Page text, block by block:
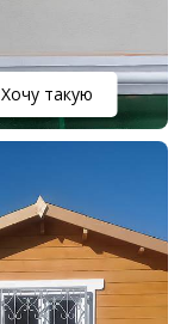
Хочу такую